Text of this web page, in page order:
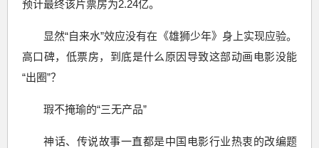
预计最终该片票房为2.24亿。
显然“自来水”效应没有在《雄狮少年》身上实现应验。
高口碑，低票房，到底是什么原因导致这部动画电影没能
“出圈”？
瑕不掩瑜的“三无产品”
神话、传说故事一直都是中国电影行业热衷的改编题